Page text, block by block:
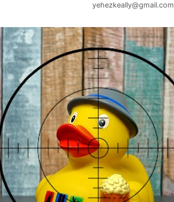
yehezkeally@gmail.com